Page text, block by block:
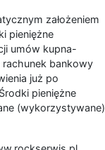
założeniem
pieniężne
umów kupna-
bankowy
już po
pieniężne
(wykorzystywane)